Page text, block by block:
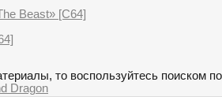
Beast» [C64]
то воспользуйтесь поиском по
Dragon